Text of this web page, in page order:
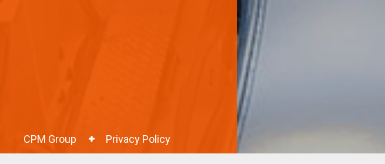
CPM Group Privacy Policy